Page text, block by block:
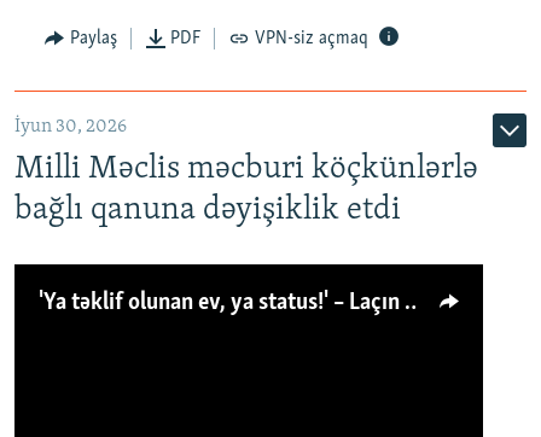
Paylaş PDF VPN-siz açmaq
İyun 30, 2026
Milli Məclis məcburi köçkünlərlə
bağlı qanuna dəyişiklik etdi
'Ya təklif olunan ev, ya status!' – Laçın köçkünü: 'Laçından başqa heç hara!'